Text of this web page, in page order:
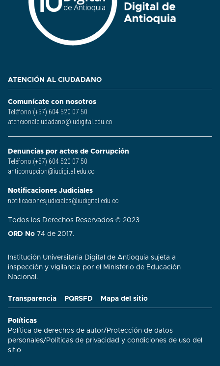
Transparencia PQRSFD Mapa del sitio
Políticas
Política de derechos de autor/ Protección de datos
personales/ Políticas de privacidad y condiciones de uso del
sitio​
ATENCIÓN AL CIUDADANO
Comunícate con nosotros
Teléfono:(+57) 604 520 07 50
atencionalciudadano@iudigital.edu.co
Denuncias por actos de Corrupción
Teléfono:(+57) 604 520 07 50
anticorrupcion@iudigital.edu.co
Notificaciones Judiciales
notificacionesjudiciales@iudigital.edu.co
Todos los Derechos Reservados © 2023
ORD No 74 de 2017.
Institución Universitaria Digital de Antioquia sujeta a
inspección y vigilancia por el Ministerio de Educación
Nacional.